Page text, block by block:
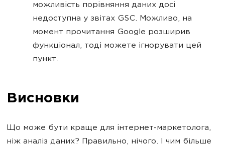
можливість порівняння даних досі
недоступна у звітах GSC. Можливо, на
момент прочитання Google розширив
функціонал, тоді можете ігнорувати цей
пункт.
Висновки
Що може бути краще для інтернет-маркетолога,
ніж аналіз даних? Правильно, нічого. І чим більше